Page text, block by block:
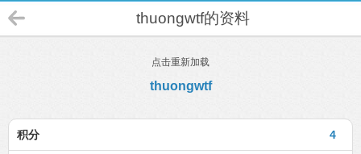
thuongwtf的资料
点击重新加载
thuongwtf
4
积分